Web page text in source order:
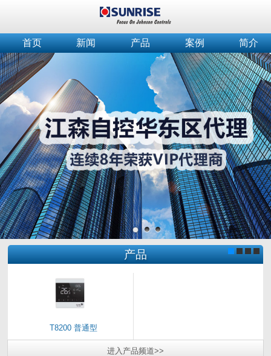
首页 新闻 产品 案例 简介
产品
T8200 普通型
进入 产品频道>>